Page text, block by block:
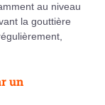
au niveau
la gouttière
un